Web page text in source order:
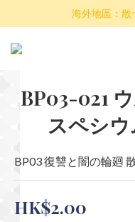
散卡買滿$100包平郵
海外地區：
澳門/台灣/新加坡/馬
BP03-021
スペシ
BP03 復讐と闇の輪廻
HK$2.00